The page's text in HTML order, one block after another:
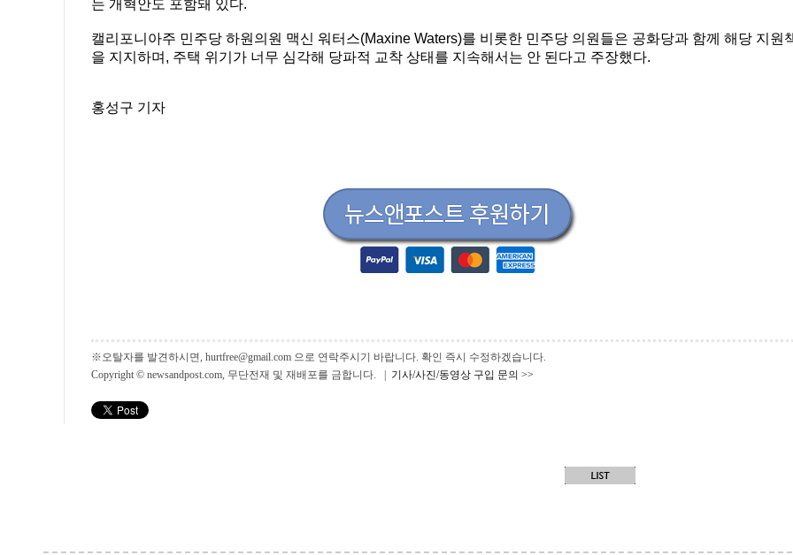
는 개혁안도 포함돼 있다.
캘리포니아주 민주당 하원의원 맥신 워터스(Maxine Waters)를 비롯한 민주당 의원들은 공화당과 함께 해당 지원
을 지지하며, 주택 위기가 너무 심각해 당파적 교착 상태를 지속해서는 안 된다고 주장했다.
홍성구 기자
※오탈자를 발견하시면, hurtfree@gmail.com 으로 연락주시기 바랍니다. 확인 즉시 수정하겠습니다.
Copyright © newsandpost.com, 무단전재 및 재배포를 금합니다. | 기사/사진/동영상 구입 문의 >>